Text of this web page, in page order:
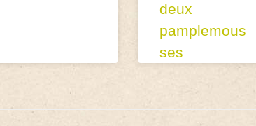
deux
pamplemous
ses